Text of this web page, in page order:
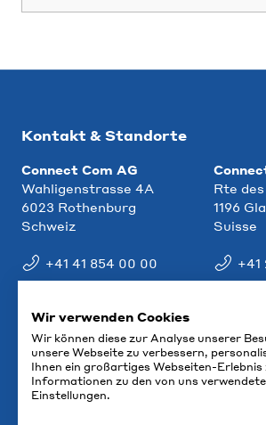
Kontakt & Standorte
Connect Com AG
Wahligenstrasse 4A
6023 Rothenburg
Schweiz
+41 41 854 00 00
Rte
1196
Suisse
+41
Wir verwenden Cookies
Wir können diese zur Analyse unserer
unsere Webseite zu verbessern,
Ihnen ein großartiges Webseiten-
Informationen zu den von uns
Einstellungen.